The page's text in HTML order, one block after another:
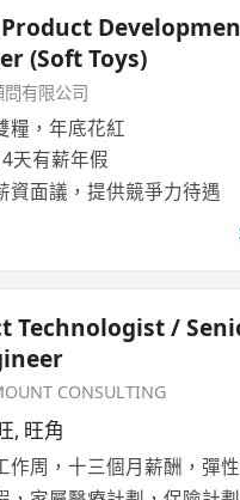
(Soft Toys)
有限公司
糧，年底花紅
天有薪年假
資面議，提供競爭力待遇
Technologist /
CONSULTING
, 旺角
作周，十三個月薪酬，彈